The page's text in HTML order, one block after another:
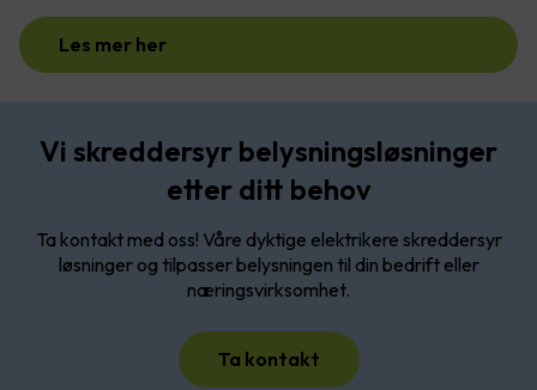
Les mer her
Vi skreddersyr belysningsløsninger
etter ditt behov
Ta kontakt med oss! Våre dyktige elektrikere skreddersyr
løsninger og tilpasser belysningen til din bedrift eller
næringsvirksomhet.
Ta kontakt